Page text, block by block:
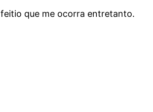
que me ocorra entretanto.